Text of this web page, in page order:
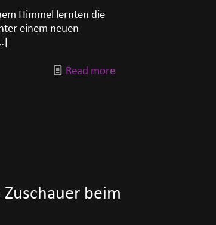
Himmel lernten die
einem neuen
Read more
beim